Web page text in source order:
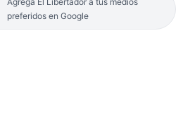
preferidos en Google